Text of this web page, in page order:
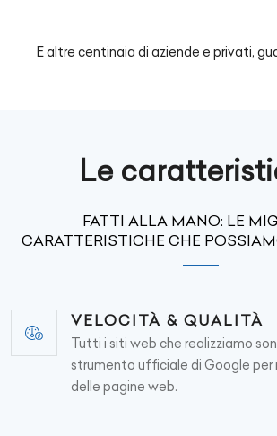
E altre centinaia di aziende e privati,
Le
FATTI ALLA MANO: LE
CARATTERISTICHE CHE
VELOCITÀ & QUALITÀ
Tutti i siti web che realizziamo
strumento ufficiale di Google per
delle pagine web.